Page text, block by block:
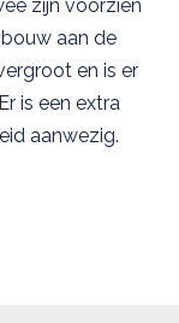
zijn voorzien
aan de
en is er
is een extra
aanwezig.